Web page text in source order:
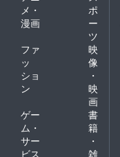
メ・
漫画
ポ
ー
ツ
ファ
ッ
ショ
ン
映
像
・
映
画
ゲー
ム・
サー
ビス
書
籍
・
雑